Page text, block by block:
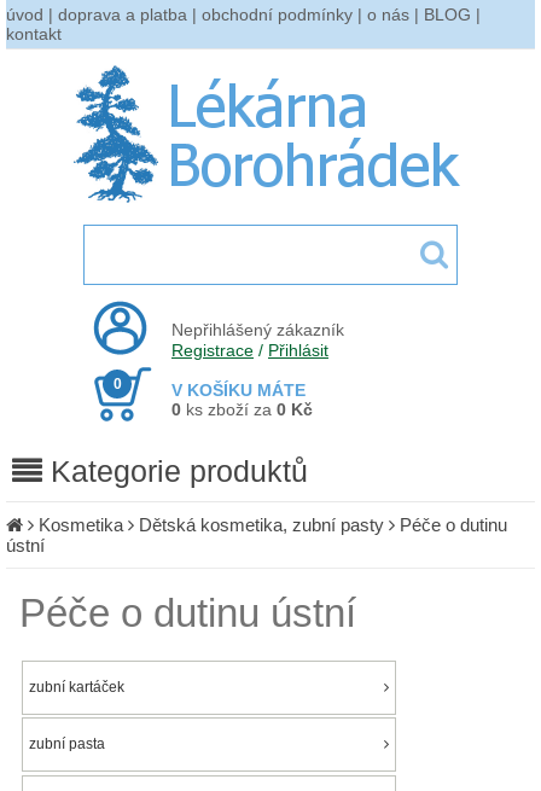
úvod | doprava a platba | obchodní podmínky | o nás | BLOG |
kontakt
Nepřihlášený zákazník
Registrace / Přihlásit
V KOŠÍKU MÁTE
0
0 ks zboží za 0 Kč
Kategorie produktů
Kosmetika Dětská kosmetika, zubní pasty
Péče o dutinu
ústní
Péče o dutinu ústní
zubní kartáček
zubní pasta